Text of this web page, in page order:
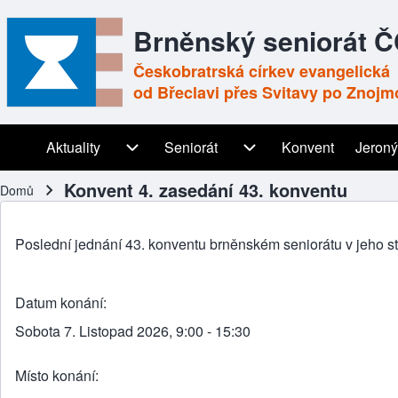
Brněnský seniorát
Českobratrská církev evangelická
od Břeclavi přes Svitavy po
Main navigation
Aktuality
Aktuality sub-navigation
Seniorát
Seniorát sub-navigation
Konvent
Domů Konvent 4. zasedání 43. konventu
Poslední jednání 43. konventu brněnském seniorátu v jeho
Datum konání
Sobota 7. Listopad 2026, 9:00 - 15:30
Místo konání